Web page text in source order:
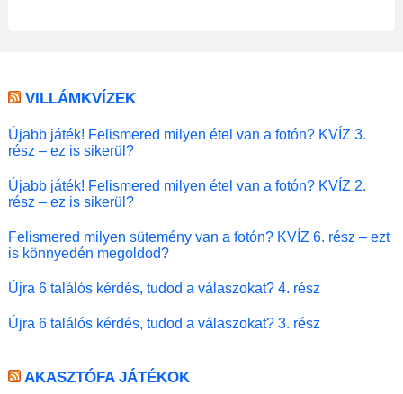
VILLÁMKVÍZEK
Újabb játék! Felismered milyen étel van a fotón? KVÍZ 3.
rész – ez is sikerül?
Újabb játék! Felismered milyen étel van a fotón? KVÍZ 2.
rész – ez is sikerül?
Felismered milyen sütemény van a fotón? KVÍZ 6. rész – ezt
is könnyedén megoldod?
Újra 6 találós kérdés, tudod a válaszokat? 4. rész
Újra 6 találós kérdés, tudod a válaszokat? 3. rész
AKASZTÓFA JÁTÉKOK